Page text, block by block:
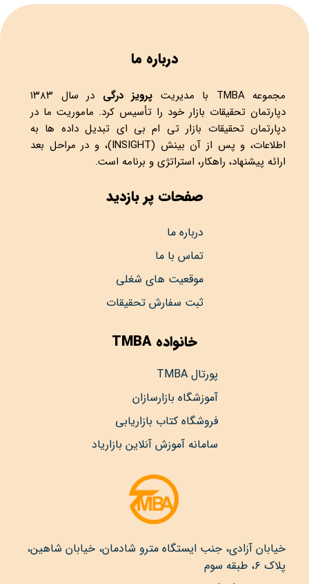
درباره ما
مجموعهTMBA با مدیریت پرویز درگی
در سال ۱۳۸۳
دپارتمان تحقیقات بازار خود را تأسیس کرد. ماموریت ما در
دپارتمان تحقیقات بازار تی ام بی ای تبدیل داده ها به
اطلاعات، و پس از آن بینش (INSIGHT)، و در مراحل بعد
ارائه پیشنهاد، راهکار، استراتژی و برنامه است.
صفحات پر بازدید
درباره ما
تماس با ما
موقعیت های شغلی
ثبت سفارش تحقیقات
خانواده TMBA
پورتال TMBA
آموزشگاه بازارسازان
فروشگاه کتاب بازاریابی
سامانه آموزش آنلاین بازاریاد
خیابان آزادی، جنب ایستگاه مترو شادمان، خیابان شاهین،
پلاک ۶، طبقه سوم